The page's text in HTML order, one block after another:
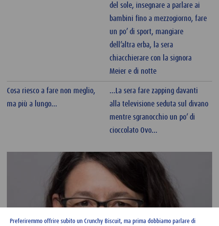
del sole, insegnare a parlare ai
bambini fino a mezzogiorno, fare
un po’ di sport, mangiare
dell’altra erba, la sera
chiacchierare con la signora
Meier e di notte
Cosa riesco a fare non meglio,
ma più a lungo...
...La sera fare zapping davanti
alla televisione seduta sul divano
mentre sgranocchio un po’ di
cioccolato Ovo...
Preferiremmo offrire subito un Crunchy Biscuit, ma prima dobbiamo parlare di